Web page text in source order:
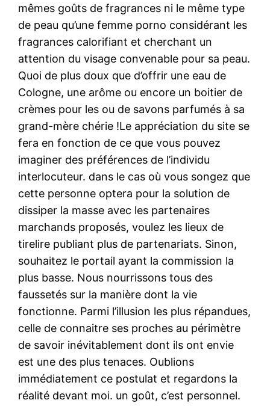
mêmes goûts de fragrances ni le même type
de peau qu’une femme porno considérant les
fragrances calorifiant et cherchant un
attention du visage convenable pour sa peau.
Quoi de plus doux que d’offrir une eau de
Cologne, une arôme ou encore un boitier de
crèmes pour les ou de savons parfumés à sa
grand-mère chérie !Le appréciation du site se
fera en fonction de ce que vous pouvez
imaginer des préférences de l’individu
interlocuteur. dans le cas où vous songez que
cette personne optera pour la solution de
dissiper la masse avec les partenaires
marchands proposés, voulez les lieux de
tirelire publiant plus de partenariats. Sinon,
souhaitez le portail ayant la commission la
plus basse. Nous nourrissons tous des
faussetés sur la manière dont la vie
fonctionne. Parmi l’illusion les plus répandues,
celle de connaitre ses proches au périmètre
de savoir inévitablement dont ils ont envie
est une des plus tenaces. Oublions
immédiatement ce postulat et regardons la
réalité devant moi. un goût, c’est personnel.